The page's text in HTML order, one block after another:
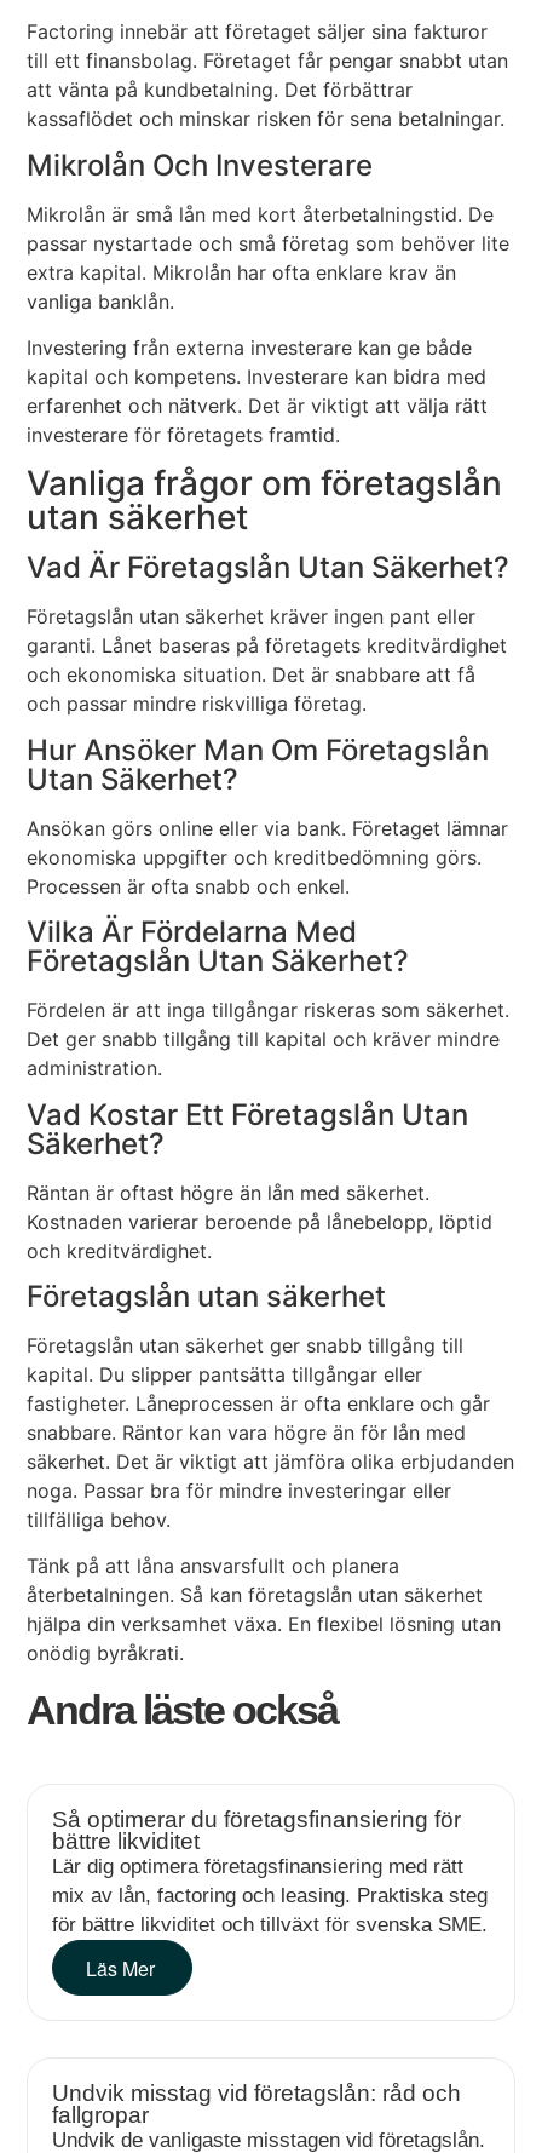
Factoring innebär att företaget säljer sina fakturor
till ett finansbolag. Företaget får pengar snabbt utan
att vänta på kundbetalning. Det förbättrar
kassaflödet och minskar risken för sena betalningar.
Mikrolån Och Investerare
Mikrolån är små lån med kort återbetalningstid. De
passar nystartade och små företag som behöver lite
extra kapital. Mikrolån har ofta enklare krav än
vanliga banklån.
Investering från externa investerare kan ge både
kapital och kompetens. Investerare kan bidra med
erfarenhet och nätverk. Det är viktigt att välja rätt
investerare för företagets framtid.
Vanliga frågor om företagslån
utan säkerhet
Vad Är Företagslån Utan Säkerhet?
Företagslån utan säkerhet kräver ingen pant eller
garanti. Lånet baseras på företagets kreditvärdighet
och ekonomiska situation. Det är snabbare att få
och passar mindre riskvilliga företag.
Hur Ansöker Man Om Företagslån
Utan Säkerhet?
Ansökan görs online eller via bank. Företaget lämnar
ekonomiska uppgifter och kreditbedömning görs.
Processen är ofta snabb och enkel.
Vilka Är Fördelarna Med
Företagslån Utan Säkerhet?
Fördelen är att inga tillgångar riskeras som säkerhet.
Det ger snabb tillgång till kapital och kräver mindre
administration.
Vad Kostar Ett Företagslån Utan
Säkerhet?
Räntan är oftast högre än lån med säkerhet.
Kostnaden varierar beroende på lånebelopp, löptid
och kreditvärdighet.
Företagslån utan säkerhet
Företagslån utan säkerhet ger snabb tillgång till
kapital. Du slipper pantsätta tillgångar eller
fastigheter. Låneprocessen är ofta enklare och går
snabbare. Räntor kan vara högre än för lån med
säkerhet. Det är viktigt att jämföra olika erbjudanden
noga. Passar bra för mindre investeringar eller
tillfälliga behov.
Tänk på att låna ansvarsfullt och planera
återbetalningen. Så kan företagslån utan säkerhet
hjälpa din verksamhet växa. En flexibel lösning utan
onödig byråkrati.
Andra läste också
Så optimerar du företagsfinansiering för
bättre likviditet
Lär dig optimera företagsfinansiering med rätt
mix av lån, factoring och leasing. Praktiska steg
för bättre likviditet och tillväxt för svenska SME.
Läs Mer
Undvik misstag vid företagslån: råd och
fallgropar
Undvik de vanligaste misstagen vid företagslån.